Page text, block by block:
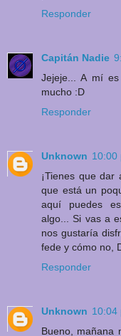
Responder
Capitán Nadie
Jejeje... A mí
mucho :D
Responder
Unknown 10:00
¡Tienes que
que está un
aquí puedes
algo... Si vas a
nos gustaría
fede y cómo no,
Responder
Unknown 10:04
Bueno, mañana